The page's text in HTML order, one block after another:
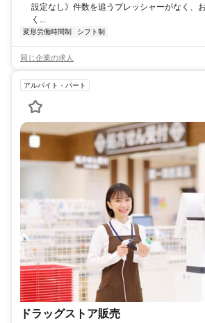
設定なし》件数を追うプレッシャーがなく、
く...
変形労働時間制 シフト制
同じ企業の求人
アルバイト・パート
ドラッグストア販売